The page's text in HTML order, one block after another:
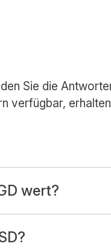
Sie die
verfügbar,
wert?